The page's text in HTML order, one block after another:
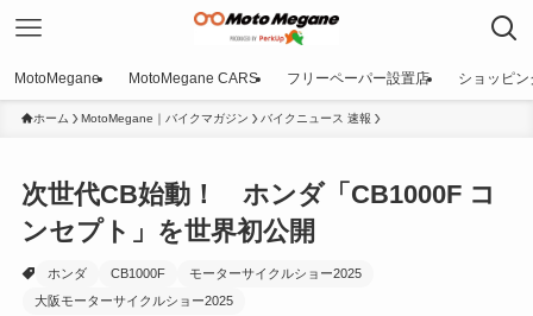
MotoMegane MotoMegane CARS フリーペーパー設置店 ショッピン
ホーム MotoMegane｜バイクマガジン バイクニュース 速報
次世代CB始動！ ホンダ「CB1000F コ
ンセプト」を世界初公開
ホンダ CB1000F
モーターサイクルショー2025
大阪モーターサイクルショー2025